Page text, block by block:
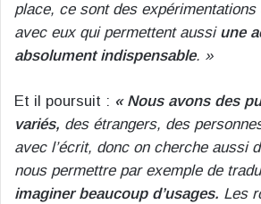
place, ce sont des expérimentations
avec eux qui permettent aussi une
absolument indispensable. »
Et il poursuit : « Nous avons des
variés, des étrangers, des
avec l’écrit, donc on cherche aussi
nous permettre par exemple de
imaginer beaucoup d’usages. Les